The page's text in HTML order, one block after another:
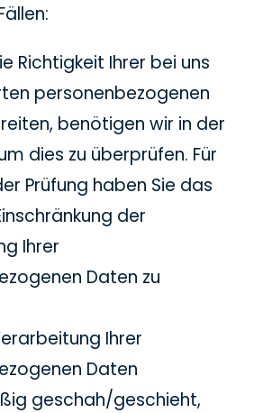
Richtigkeit Ihrer bei uns
personenbezogenen
benötigen wir in der
dies zu überprüfen. Für
Prüfung haben Sie das
der
Ihrer
Daten zu
Ihrer
Daten
geschah/geschieht,